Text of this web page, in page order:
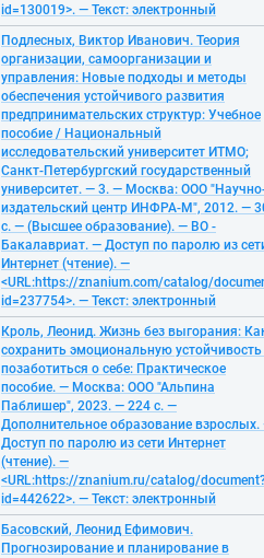
id=130019>. — Текст: электронный
Подлесных, Виктор Иванович. Теория
организации, самоорганизации и
управления: Новые подходы и методы
обеспечения устойчивого развития
предпринимательских структур: Учебное
пособие / Национальный
исследовательский университет ИТМО;
Санкт-Петербургский государственный
университет. — 3. — Москва: ООО
издательский центр ИНФРА-М", 2012. —
с. — (Высшее образование). — ВО -
Бакалавриат. — Доступ по паролю из
Интернет (чтение). —
<URL:https://znanium.com/catalog/
id=237754>. — Текст: электронный
Кроль, Леонид. Жизнь без выгорания:
сохранить эмоциональную устойчивость
позаботиться о себе: Практическое
пособие. — Москва: ООО "Альпина
Паблишер", 2023. — 224 с. —
Дополнительное образование взрослых.
Доступ по паролю из сети Интернет
(чтение). —
<URL:https://znanium.ru/catalog/
id=442622>. — Текст: электронный
Басовский, Леонид Ефимович.
Прогнозирование и планирование в